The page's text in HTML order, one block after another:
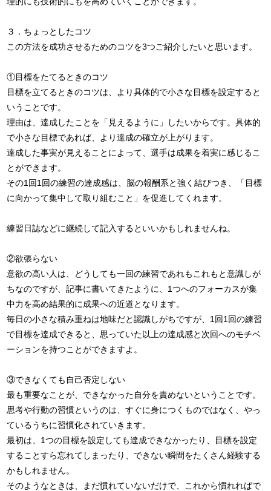
３．ちょっとしたコツ
この方法を成功させるためのコツを3つご紹介したいと思います。
①目標をたてるときのコツ
目標を立てるときのコツは、より具体的で小さな目標を設定すると
いうことです。
理由は、達成したことを「見えるように」したいからです。具体的
で小さな目標であれば、より達成の確立が上がります。
達成した事実が見えることによって、選手は成果を着実に感じるこ
とができます。
その1回1回の練習の達成感は、脳の報酬系と強く結びつき、「目標
に向かって集中して取り組むこと」を促進してくれます。
練習日誌などに継続して記入するといいかもしれませんね。
②欲張らない
意欲の高い人は、どうしても一回の練習であれもこれもと意識しが
ちなのですが、記事に書いてきたように、1つへのフォーカスが集
中力を高め結果的に成果への近道となります。
毎日の小さな積み重ねは地味だと認識しがちですが、1回1回の練習
で目標を達成できると、思っていた以上の達成感と次回へのモチベ
ーションを持つことができますよ。
③できなくても自己否定しない
最も重要なことが、できなかった自分を責めないということです。
思考や行動の習慣というのは、すぐに身につくものではなく、やっ
ているうちに習慣化されていきます。
最初は、1つの目標を設定しても達成できなかったり、目標を設定
することすら忘れてしまったり、できない瞬間をたくさん経験する
かもしれません。
そのようなときは、まだ慣れていないだけで、これから慣れればで